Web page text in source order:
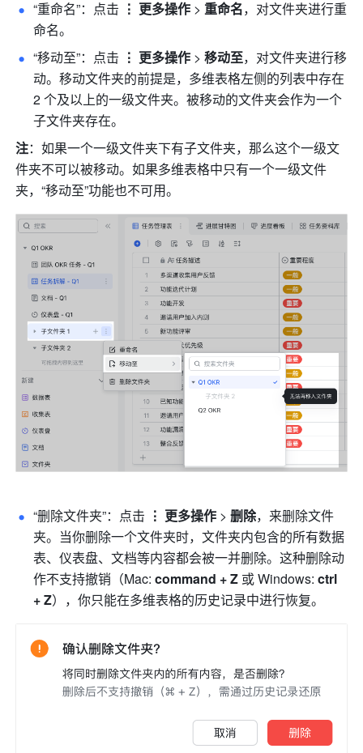
“重命名”：点击 ⋮ 更多操作 > 重命名，对文件夹进行重
命名。
“移动至”：点击 ⋮ 更多操作 > 移动至，对文件夹进行移
动。移动文件夹的前提是，多维表格左侧的列表中存在
2 个及以上的一级文件夹。被移动的文件夹会作为一个
子文件夹存在。
注：如果一个一级文件夹下有子文件夹，那么这个一级文
件夹不可以被移动。如果多维表格中只有一个一级文件
夹，“移动至”功能也不可用。
“删除文件夹”：点击 ⋮ 更多操作 > 删除，来删除文件
夹。当你删除一个文件夹时，文件夹内包含的所有数据
表、仪表盘、文档等内容都会被一并删除。这种删除动
作不支持撤销（Mac: command + Z 或 Windows: ctrl
+ Z），你只能在多维表格的历史记录中进行恢复。